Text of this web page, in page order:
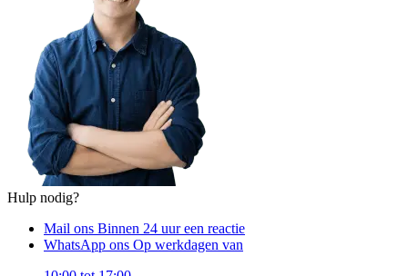
Hulp nodig?
Mail ons Binnen 24 uur een reactie
WhatsApp ons Op werkdagen van